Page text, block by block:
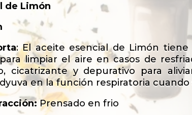
de Limón
: El aceite esencial de Limón
limpiar el aire en casos de
cicatrizante y depurativo para
en la función respiratoria
Prensado en frio